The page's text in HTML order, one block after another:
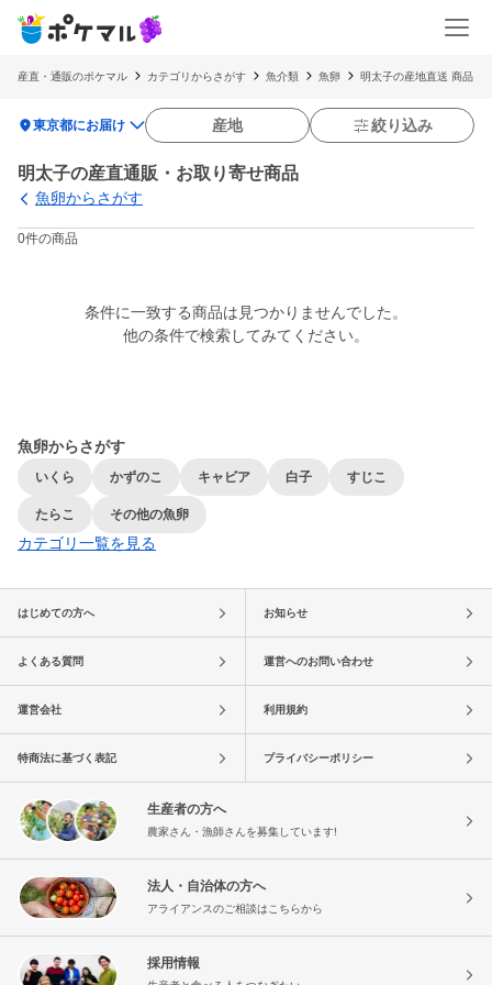
産直・通販のポケマル カテゴリからさがす 魚介類 魚卵 明太子の産地直送 商品
location_on東京都にお届け 産地 絞り込み
明太子の産直通販・お取り寄せ商品
魚卵からさがす
0件の商品
条件に一致する商品は見つかりませんでした。
他の条件で検索してみてください。
魚卵からさがす
いくら かずのこ キャビア 白子 すじこ
たらこ その他の魚卵
カテゴリ一覧を見る
はじめての方へ お知らせ
よくある質問 運営へのお問い合わせ
運営会社 利用規約
特商法に基づく表記 プライバシーポリシー
生産者の方へ
農家さん・漁師さんを募集しています!
法人・自治体の方へ
アライアンスのご相談はこちらから
採用情報